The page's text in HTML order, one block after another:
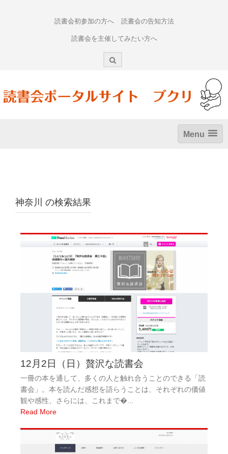
読書会初参加の方へ 読書会の告知方法
読書会を主催してみたい方へ
Menu
神奈川 の検索結果
12月2日（日）贅沢な読書会
一冊の本を通して、多くの人と触れ合うことのできる「読
書会」。本を読んだ感想を語らうことは、それぞれの価値
観や感性、さらには、これまで�...
Read More